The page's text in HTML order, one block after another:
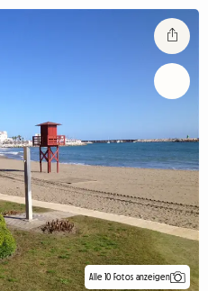
Alle 10 Fotos anzeigen